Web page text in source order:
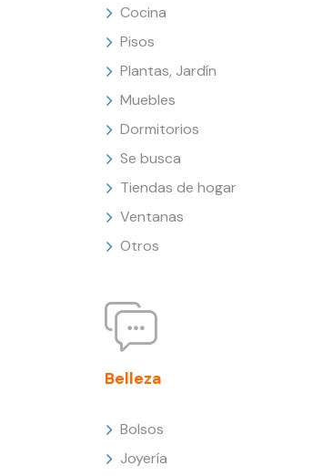
Cocina
Pisos
Plantas, Jardín
Muebles
Dormitorios
Se busca
Tiendas de hogar
Ventanas
Otros
Belleza
Bolsos
Joyería